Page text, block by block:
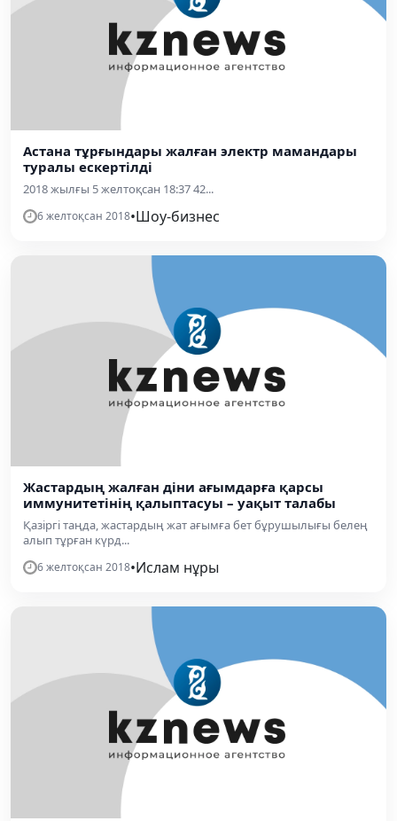
Астана тұрғындары жалған электр мамандары
туралы ескертілді
2018 жылғы 5 желтоқсан 18:37 42...
6 желтоқсан 2018•Шоу-бизнес
Жастардың жалған діни ағымдарға қарсы
иммунитетінің қалыптасуы – уақыт талабы
Қазіргі таңда, жастардың жат ағымға бет бұрушылығы белең
алып тұрған күрд...
6 желтоқсан 2018•Ислам нұры